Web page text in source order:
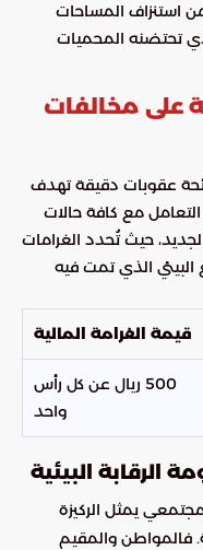
من استنزاف المساحات
تحتضنه المحميات
على مخالفات
عقوبات دقيقة تهدف
التعامل مع كافة حالات
حيث تُحدد الغرامات
الذي تمت فيه
قيمة الغرامة المالية
500 ريال عن كل رأس
واحد
البيئية
يمثل الركيزة
فالمواطن والمقيم